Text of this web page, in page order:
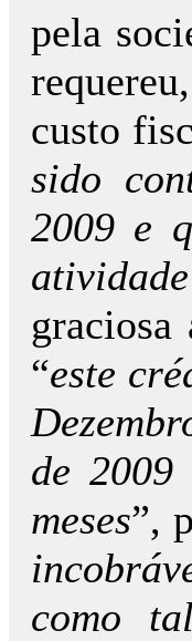
pela
custo
sido
2009 e
graciosa
“este
de
meses”,
como